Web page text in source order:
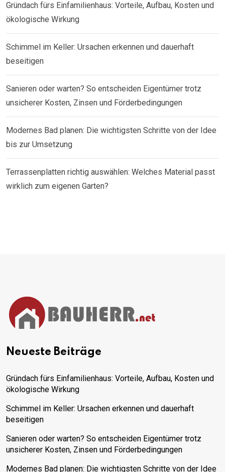
Gründach fürs Einfamilienhaus: Vorteile, Aufbau, Kosten und
ökologische Wirkung
Schimmel im Keller: Ursachen erkennen und dauerhaft
beseitigen
Sanieren oder warten? So entscheiden Eigentümer trotz
unsicherer Kosten, Zinsen und Förderbedingungen
Modernes Bad planen: Die wichtigsten Schritte von der Idee
bis zur Umsetzung
Terrassenplatten richtig auswählen: Welches Material passt
wirklich zum eigenen Garten?
Neueste Beiträge
Gründach fürs Einfamilienhaus: Vorteile, Aufbau, Kosten und
ökologische Wirkung
Schimmel im Keller: Ursachen erkennen und dauerhaft
beseitigen
Sanieren oder warten? So entscheiden Eigentümer trotz
unsicherer Kosten, Zinsen und Förderbedingungen
Modernes Bad planen: Die wichtigsten Schritte von der Idee